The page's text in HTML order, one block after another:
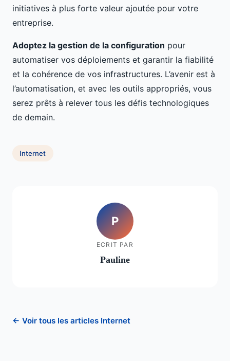
initiatives à plus forte valeur ajoutée pour votre
entreprise.
Adoptez la gestion de la configuration pour
automatiser vos déploiements et garantir la fiabilité
et la cohérence de vos infrastructures. L’avenir est à
l’automatisation, et avec les outils appropriés, vous
serez prêts à relever tous les défis technologiques
de demain.
Internet
P
ECRIT PAR
Pauline
← Voir tous les articles Internet